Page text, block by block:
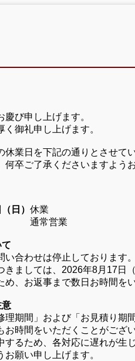
び申し上げます。
御礼申し上げます。
業日を下記の通りとさせて
卒ご了承くださいますよう
日） 休業
通常営業
合わせは停止しております。
きましては、2026年8月17日
、お返事まで数日お時間を
意
期間」および「お見積り期
時間をいただくことがござい
るため、各対応に遅れが生
願い申し上げます。